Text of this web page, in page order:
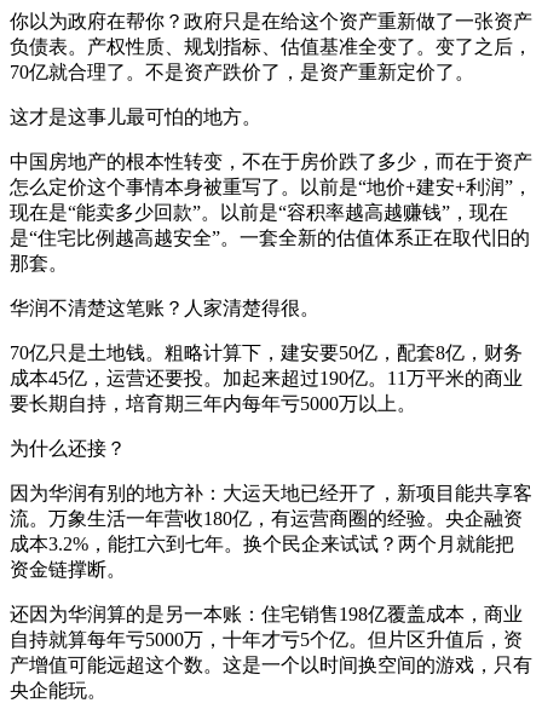
你以为政府在帮你？政府只是在给这个资产重新做了一张资产
负债表。产权性质、规划指标、估值基准全变了。变了之后，
70亿就合理了。不是资产跌价了，是资产重新定价了。
这才是这事儿最可怕的地方。
中国房地产的根本性转变，不在于房价跌了多少，而在于资产
怎么定价这个事情本身被重写了。以前是“地价+建安+利润”，
现在是“能卖多少回款”。以前是“容积率越高越赚钱”，现在
是“住宅比例越高越安全”。一套全新的估值体系正在取代旧的
那套。
华润不清楚这笔账？人家清楚得很。
70亿只是土地钱。粗略计算下，建安要50亿，配套8亿，财务
成本45亿，运营还要投。加起来超过190亿。11万平米的商业
要长期自持，培育期三年内每年亏5000万以上。
为什么还接？
因为华润有别的地方补：大运天地已经开了，新项目能共享客
流。万象生活一年营收180亿，有运营商圈的经验。央企融资
成本3.2%，能扛六到七年。换个民企来试试？两个月就能把
资金链撑断。
还因为华润算的是另一本账：住宅销售198亿覆盖成本，商业
自持就算每年亏5000万，十年才亏5个亿。但片区升值后，资
产增值可能远超这个数。这是一个以时间换空间的游戏，只有
央企能玩。